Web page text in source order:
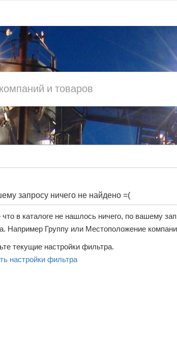
запросу ничего не найдено =(
в каталоге не нашлось ничего, по вашему
Например Группу или Местоположение
текущие настройки фильтра.
настройки фильтра